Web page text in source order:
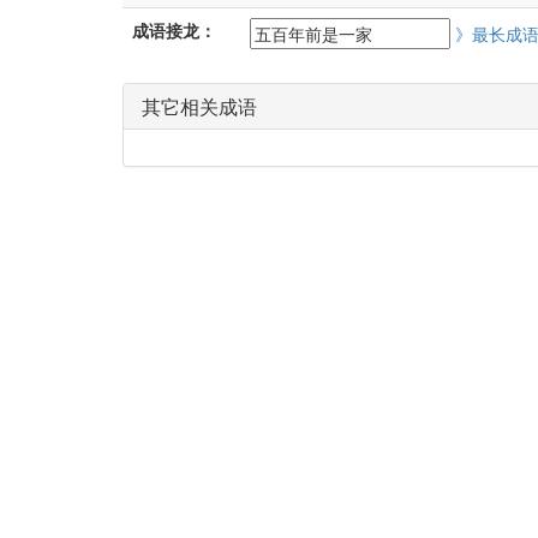
成语接龙： 》最长成
其它相关成语